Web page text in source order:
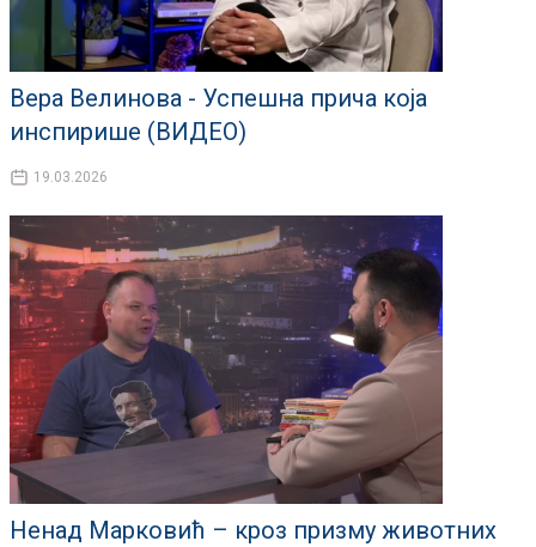
Вера Велинова - Успешна прича која
инспирише (ВИДЕО)
19.03.2026
Ненад Марковић – кроз призму животних